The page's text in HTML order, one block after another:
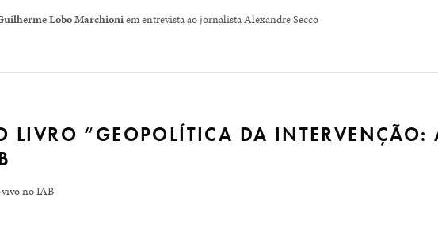
Lobo Marchioniem entrevista ao jornalista Alexandre Secco
de Fernando ter descoberto os arquivos secretos dos julgamentos de
LIVRO “GEOPOLÍTICA DA INTERVENÇÃO:
vivo no IAB